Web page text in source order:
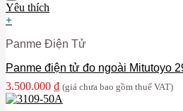
Yêu thích
+
Panme Điện Tử
Panme điện tử đo ngoài Mitutoyo
3.500.000 ₫ (giá chưa bao gồm thuế VAT)